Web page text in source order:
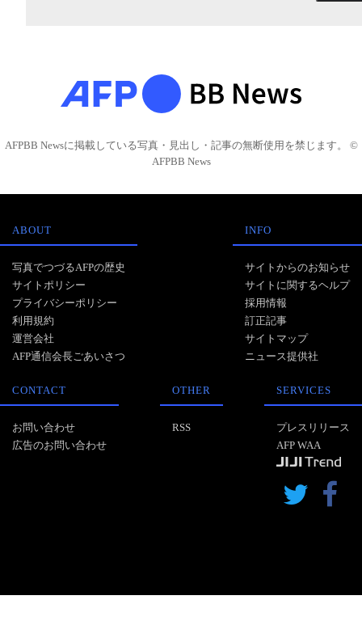
AFPBB Newsに掲載している写真・見出し・記事の無断使用を禁じます。 ©
AFPBB News
ABOUT
写真でつづるAFPの歴史
サイトポリシー
プライバシーポリシー
利用規約
運営会社
AFP通信会長ごあいさつ
INFO
サイトからのお知らせ
サイトに関するヘルプ
採用情報
訂正記事
サイトマップ
ニュース提供社
CONTACT
お問い合わせ
広告のお問い合わせ
OTHER
RSS
SERVICES
プレスリリース
AFP WAA